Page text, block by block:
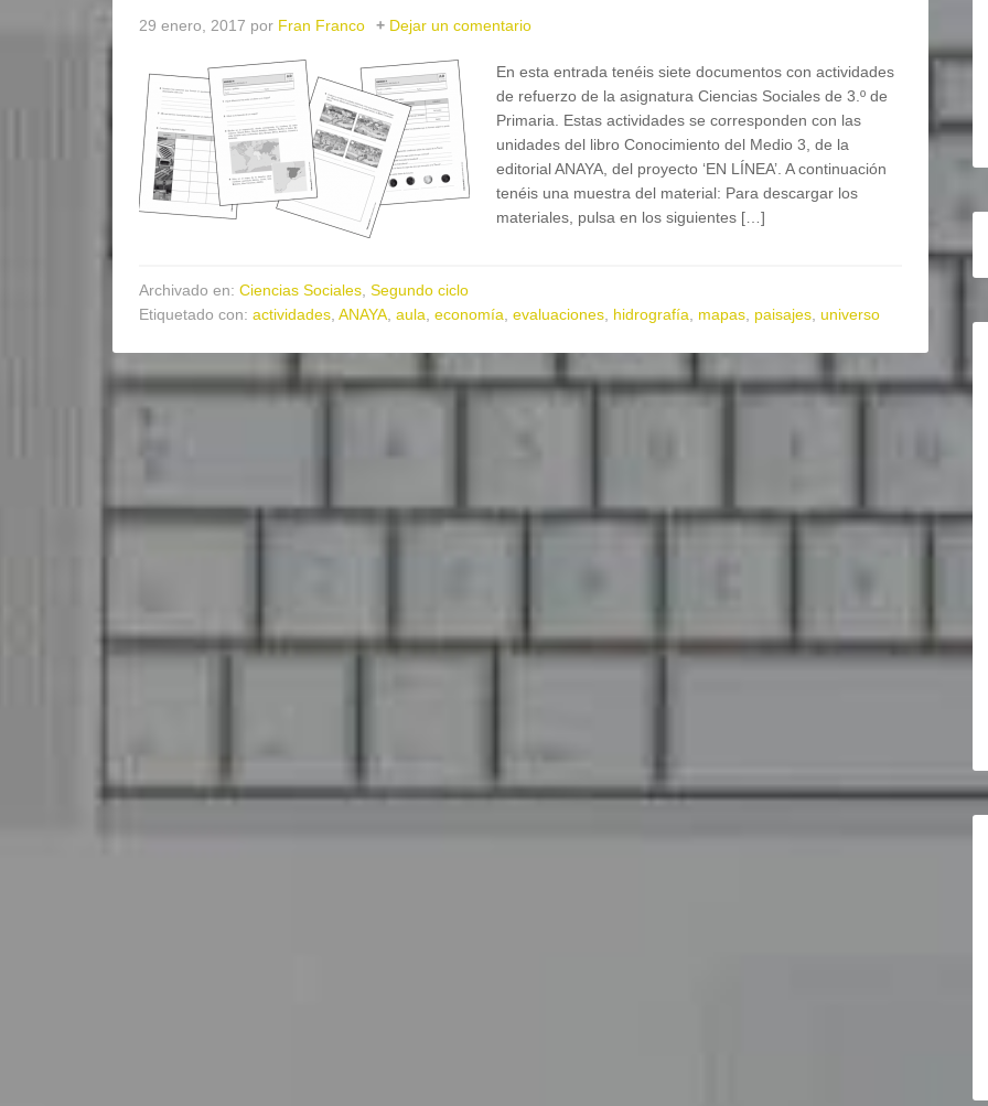
29 enero, 2017 por Fran Franco Dejar un comentario
En esta entrada tenéis siete documentos con actividades
de refuerzo de la asignatura Ciencias Sociales de 3.º de
Primaria. Estas actividades se corresponden con las
unidades del libro Conocimiento del Medio 3, de la
editorial ANAYA, del proyecto ‘EN LÍNEA’. A continuación
tenéis una muestra del material: Para descargar los
materiales, pulsa en los siguientes […]
Archivado en: Ciencias Sociales Segundo ciclo
Etiquetado con: actividades ANAYA aula economía evaluaciones hidrografía mapas paisajes universo